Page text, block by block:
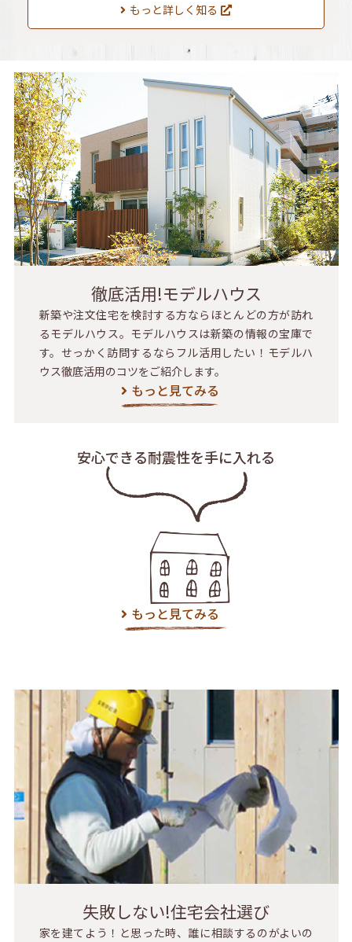
もっと詳しく知る
徹底活用!モデルハウス
新築や注文住宅を検討する方ならほとんどの方が訪れ
るモデルハウス。モデルハウスは新築の情報の宝庫で
す。せっかく訪問するならフル活用したい！モデルハ
ウス徹底活用のコツをご紹介します。
もっと見てみる
安心できる耐震性を手に入れる
もっと見てみる
失敗しない!住宅会社選び
家を建てよう！と思った時、誰に相談するのがよいの